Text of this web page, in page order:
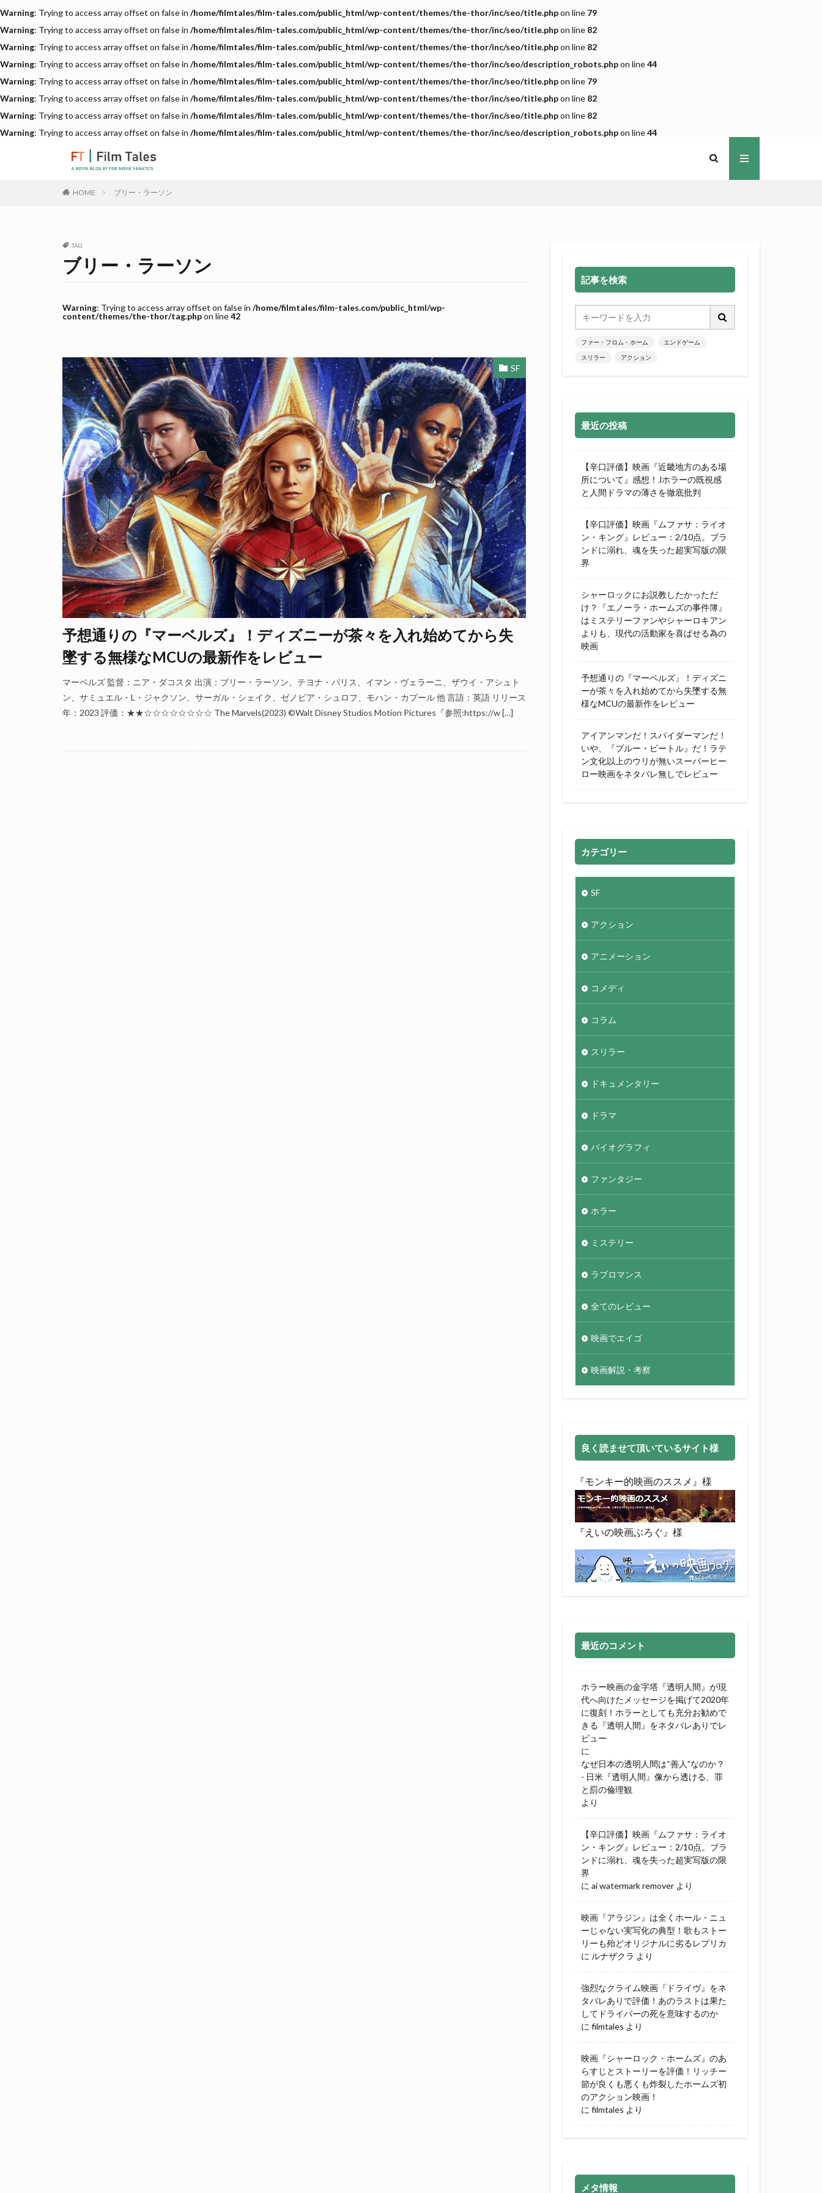
Warning: Trying to access array offset on false in /home/filmtales/film-tales.com/public_html/wp-content/themes/the-thor/inc/seo/title.phpon line 79
Warning: Trying to access array offset on false in /home/filmtales/film-tales.com/public_html/wp-content/themes/the-thor/inc/seo/title.phpon line 82
Warning: Trying to access array offset on false in /home/filmtales/film-tales.com/public_html/wp-content/themes/the-thor/inc/seo/title.phpon line 82
Warning: Trying to access array offset on false in /home/filmtales/film-tales.com/public_html/wp-content/themes/the-thor/inc/seo/description_robots.phpon line44
Warning: Trying to access array offset on false in /home/filmtales/film-tales.com/public_html/wp-content/themes/the-thor/inc/seo/title.phpon line 79
Warning: Trying to access array offset on false in /home/filmtales/film-tales.com/public_html/wp-content/themes/the-thor/inc/seo/title.phpon line 82
Warning: Trying to access array offset on false in /home/filmtales/film-tales.com/public_html/wp-content/themes/the-thor/inc/seo/title.phpon line 82
Warning: Trying to access array offset on false in /home/filmtales/film-tales.com/public_html/wp-content/themes/the-thor/inc/seo/description_robots.phpon line44
HOME ブリー・ラーソン
TAG
ブリー・ラーソン
Warning: Trying to access array offset on false in /home/filmtales/film-tales.com/public_html/wp-
content/themes/the-thor/tag.phpon line42
SF
予想通りの『マーベルズ』！ディズニーが茶々を入れ始めてから失
墜する無様なMCUの最新作をレビュー
マーベルズ 監督：ニア・ダコスタ 出演：ブリー・ラーソン、テヨナ・パリス、イマン・ヴェラーニ、ザウイ・アシュト
ン、サミュエル・L・ジャクソン、サーガル・シェイク、ゼノビア・シュロフ、モハン・カプール 他 言語：英語 リリース
年：2023 評価：★★☆☆☆☆☆☆☆☆ The Marvels(2023) ©Walt Disney Studios Motion Pictures『参照:https://w […]
記事を検索
ファー・フロム・ホーム エンドゲーム
スリラー アクション
最近の投稿
【辛口評価】映画『近畿地方のある場
所について』感想！Jホラーの既視感
と人間ドラマの薄さを徹底批判
【辛口評価】映画『ムファサ：ライオ
ン・キング』レビュー：2/10点。ブラ
ンドに溺れ、魂を失った超実写版の限
界
シャーロックにお説教したかっただ
け？『エノーラ・ホームズの事件簿』
はミステリーファンやシャーロキアン
よりも、現代の活動家を喜ばせる為の
映画
予想通りの『マーベルズ』！ディズニ
ーが茶々を入れ始めてから失墜する無
様なMCUの最新作をレビュー
アイアンマンだ！スパイダーマンだ！
いや、『ブルー・ビートル』だ！ラテ
ン文化以上のウリが無いスーパーヒー
ロー映画をネタバレ無しでレビュー
カテゴリー
SF
アクション
アニメーション
コメディ
コラム
スリラー
ドキュメンタリー
ドラマ
バイオグラフィ
ファンタジー
ホラー
ミステリー
ラブロマンス
全てのレビュー
映画でエイゴ
映画解説・考察
良く読ませて頂いているサイト様
『モンキー的映画のススメ』様
『えいの映画ぶろぐ』様
最近のコメント
ホラー映画の金字塔『透明人間』が現
代へ向けたメッセージを掲げて2020年
に復刻！ホラーとしても充分お勧めで
きる『透明人間』をネタバレありでレ
ビュー
に
なぜ日本の透明人間は“善人”なのか？
- 日米『透明人間』像から透ける、罪
と罰の倫理観
より
【辛口評価】映画『ムファサ：ライオ
ン・キング』レビュー：2/10点。ブラ
ンドに溺れ、魂を失った超実写版の限
界
に ai watermark remover より
映画『アラジン』は全くホール・ニュ
ーじゃない実写化の典型！歌もストー
リーも殆どオリジナルに劣るレプリカ
に ルナザクラ より
強烈なクライム映画『ドライヴ』をネ
タバレありで評価！あのラストは果た
してドライバーの死を意味するのか
に filmtales より
映画『シャーロック・ホームズ』のあ
らすじとストーリーを評価！リッチー
節が良くも悪くも炸裂したホームズ初
のアクション映画！
に filmtales より
メタ情報